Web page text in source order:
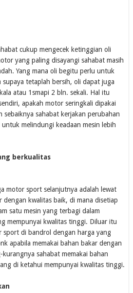
cukup mengecek ketinggian oli
yang paling disayangi sahabat masih
Yang mana oli begitu perlu untuk
supaya tetaplah bersih, oli dapat juga
atau 1smapi 2 bln. sekali. Hal itu
apakah motor seringkali dipakai
sahabat kerjakan perubahan
melindungi keadaan mesin lebih
berkualitas
motor sport selanjutnya adalah lewat
dengan kwalitas baik, di mana disetiap
satu mesin yang terbagi dalam
mempunyai kwalitas tinggi. Diluar itu
di bandrol dengan harga yang
apabila memakai bahan bakar dengan
sahabat memakai bahan
di ketahui mempunyai kwalitas tinggi.